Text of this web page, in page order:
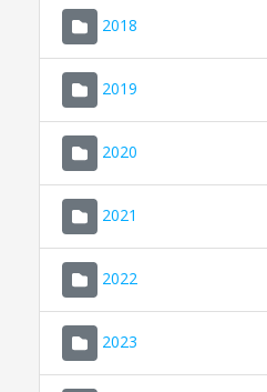
2018
2019
2020
2021
2022
2023